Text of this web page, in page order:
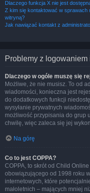
Dlaczego funkcja X nie jest
Z kim się kontaktować w
witryną?
Jak nawiązać kontakt z
Problemy z logowaniem
Dlaczego w ogóle muszę się
Możliwe, że nie musisz. To od
wiadomości, konieczna jest
do dodatkowych funkcji
wysyłanie prywatnych
możliwość przypisania do grup
chwilę, więc zaleca się jej
Na górę
Co to jest COPPA?
COPPA, to skrót od Child
obowiązującego od 1998 roku
internetowych, które
małoletnich – mających mniej